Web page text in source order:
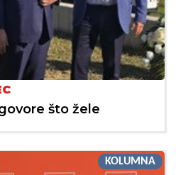
što žele
KOLUMNA